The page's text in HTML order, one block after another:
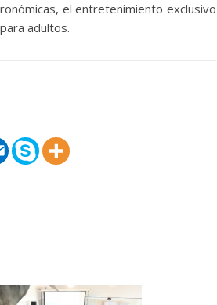
el entretenimiento exclusivo
adultos.